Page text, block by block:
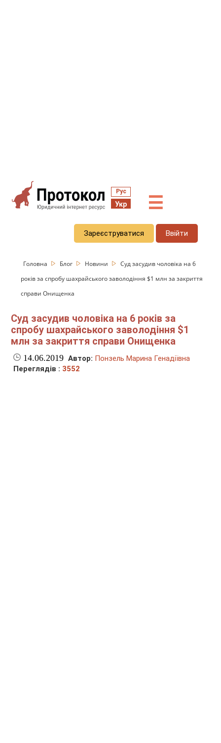
Рус
Укр ☰
Зареєструватися Ввійти
Головна Блог Новини
Суд засудив чоловіка на 6
років за спробу шахрайського заволодіння $1 млн за закриття
справи Онищенка
Суд засудив чоловіка на 6 років за
спробу шахрайського заволодіння $1
млн за закриття справи Онищенка
14.06.2019 Автор: Понзель Марина Генадіївна
Переглядів : 3552